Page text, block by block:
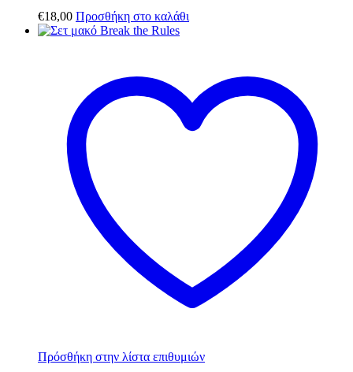
€18,00 Προσθήκη στο καλάθι
Πρόσθήκη στην λίστα επιθυμιών